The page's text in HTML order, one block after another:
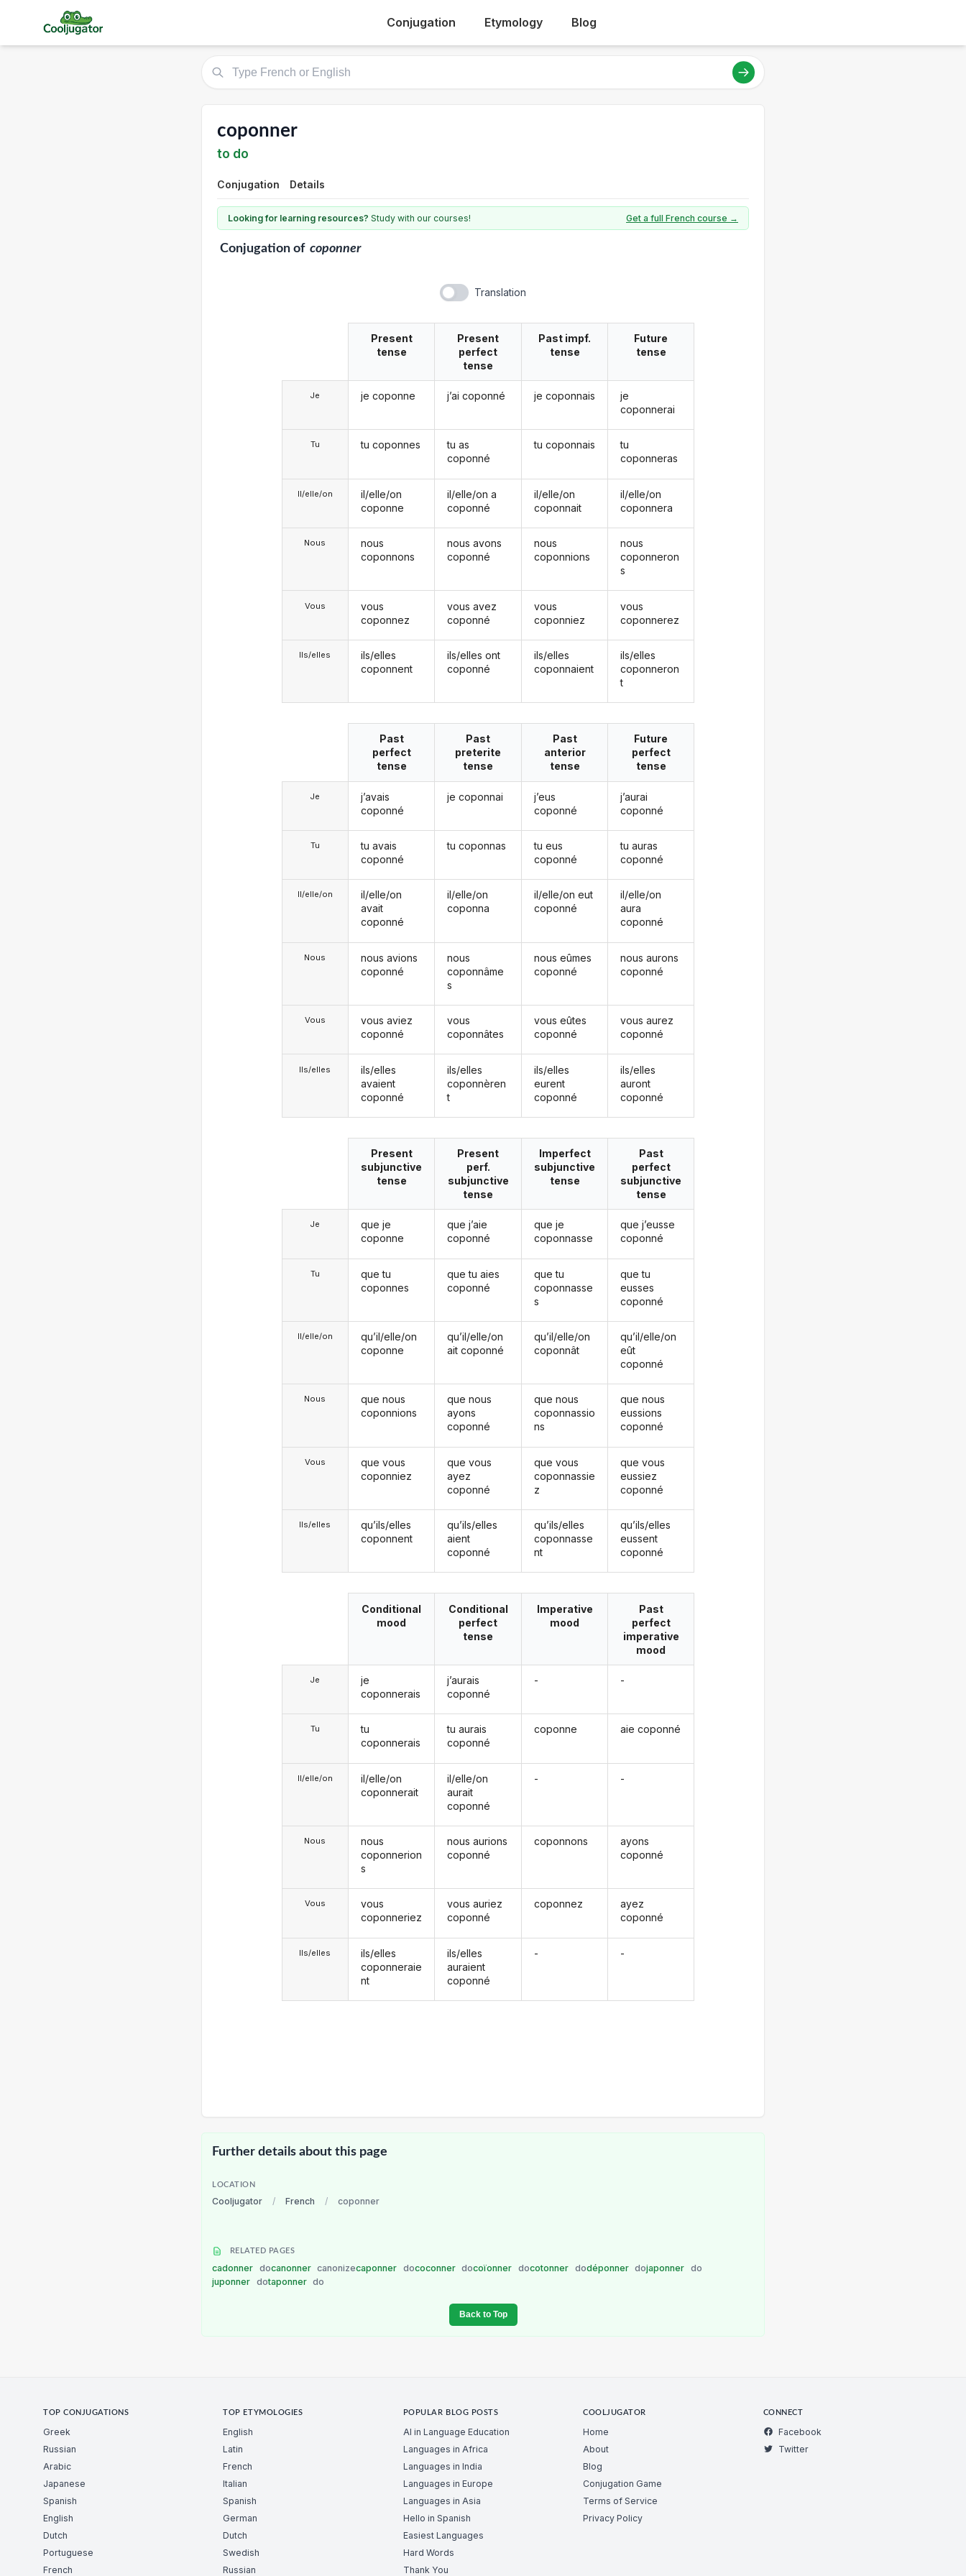
Conjugation Etymology Blog
coponner
to do
Conjugation Details
Looking for learning resources? Study with our courses! Get a full French course →
Conjugationof coponner
Translation
Je
Tu
Il/elle/on
Nous
Vous
Ils/elles
Present
tense
je coponne
tu coponnes
il/elle/on
coponne
nous
coponnons
vous
coponnez
ils/elles
coponnent
Present
perfect
tense
j’ai coponné
tu as
coponné
il/elle/on a
coponné
nous avons
coponné
vous avez
coponné
ils/elles ont
coponné
Past impf.
tense
je coponnais
tu coponnais
il/elle/on
coponnait
nous
coponnions
vous
coponniez
ils/elles
coponnaient
Future
tense
je
coponnerai
tu
coponneras
il/elle/on
coponnera
nous
coponneron
s
vous
coponnerez
ils/elles
coponneron
t
Je
Tu
Il/elle/on
Nous
Vous
Ils/elles
Past
perfect
tense
j’avais
coponné
tu avais
coponné
il/elle/on
avait
coponné
nous avions
coponné
vous aviez
coponné
ils/elles
avaient
coponné
Past
preterite
tense
je coponnai
tu coponnas
il/elle/on
coponna
nous
coponnâme
s
vous
coponnâtes
ils/elles
coponnèren
t
Past
anterior
tense
j’eus
coponné
tu eus
coponné
il/elle/on eut
coponné
nous eûmes
coponné
vous eûtes
coponné
ils/elles
eurent
coponné
Future
perfect
tense
j’aurai
coponné
tu auras
coponné
il/elle/on
aura
coponné
nous aurons
coponné
vous aurez
coponné
ils/elles
auront
coponné
Je
Tu
Il/elle/on
Nous
Vous
Ils/elles
Present
subjunctive
tense
que je
coponne
que tu
coponnes
qu’il/elle/on
coponne
que nous
coponnions
que vous
coponniez
qu’ils/elles
coponnent
Present
perf.
subjunctive
tense
que j’aie
coponné
que tu aies
coponné
qu’il/elle/on
ait coponné
que nous
ayons
coponné
que vous
ayez
coponné
qu’ils/elles
aient
coponné
Imperfect
subjunctive
tense
que je
coponnasse
que tu
coponnasse
s
qu’il/elle/on
coponnât
que nous
coponnassio
ns
que vous
coponnassie
z
qu’ils/elles
coponnasse
nt
Past
perfect
subjunctive
tense
que j’eusse
coponné
que tu
eusses
coponné
qu’il/elle/on
eût
coponné
que nous
eussions
coponné
que vous
eussiez
coponné
qu’ils/elles
eussent
coponné
Je
Tu
Il/elle/on
Nous
Vous
Ils/elles
Conditional
mood
je
coponnerais
tu
coponnerais
il/elle/on
coponnerait
nous
coponnerion
s
vous
coponneriez
ils/elles
coponneraie
nt
Conditional
perfect
tense
j’aurais
coponné
tu aurais
coponné
il/elle/on
aurait
coponné
nous aurions
coponné
vous auriez
coponné
ils/elles
auraient
coponné
Imperative
mood
-
coponne
-
coponnons
coponnez
-
Past
perfect
imperative
mood
-
aie coponné
-
ayons
coponné
ayez
coponné
-
Further details about this page
LOCATION
Cooljugator / French / coponner
RELATED PAGES
cadonner docanonner canonizecaponner dococonner docoïonner docotonner dodéponner dojaponner do
juponner dotaponner do
Back to Top
TOP CONJUGATIONS
Greek
Russian
Arabic
Japanese
Spanish
English
Dutch
Portuguese
French
TOP ETYMOLOGIES
English
Latin
French
Italian
Spanish
German
Dutch
Swedish
Russian
POPULAR BLOG POSTS
AI in Language Education
Languages in Africa
Languages in India
Languages in Europe
Languages in Asia
Hello in Spanish
Easiest Languages
Hard Words
Thank You
COOLJUGATOR
Home
About
Blog
Conjugation Game
Terms of Service
Privacy Policy
CONNECT
Facebook
Twitter